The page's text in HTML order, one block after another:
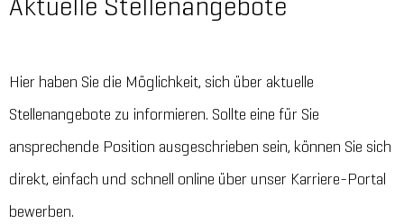
Hier haben Sie die Möglichkeit, sich über aktuelle
Stellenangebote zu informieren. Sollte eine für Sie
ansprechende Position ausgeschrieben sein, können Sie sich
direkt, einfach und schnell online über unser Karriere-Portal
bewerben.